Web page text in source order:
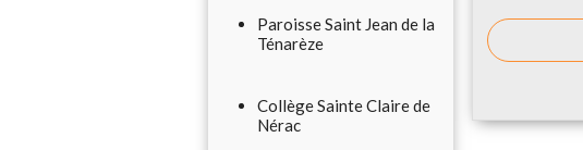
Paroisse Saint Jean de la
Ténarèze
Collège Sainte Claire de
Nérac